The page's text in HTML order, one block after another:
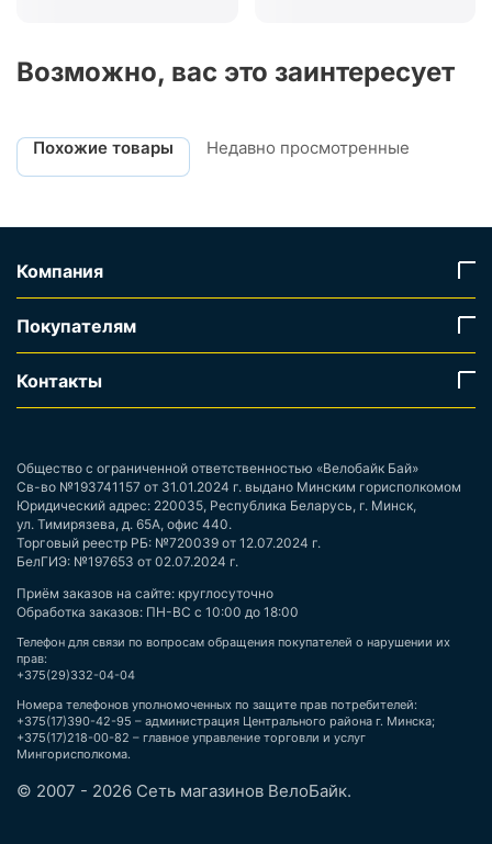
Возможно, вас это заинтересует
Похожие товары Недавно просмотренные
Компания
Покупателям
Контакты
Общество с ограниченной ответственностью «Велобайк Бай»
Св-во №193741157 от 31.01.2024 г. выдано Минским горисполкомом
Юридический адрес: 220035, Республика Беларусь, г. Минск,
ул. Тимирязева, д. 65А, офис 440.
Торговый реестр РБ: №720039 от 12.07.2024 г.
БелГИЭ: №197653 от 02.07.2024 г.
Приём заказов на сайте: круглосуточно
Обработка заказов: ПН-ВС с 10:00 до 18:00
Телефон для связи по вопросам обращения покупателей о нарушении их
прав:
+375(29)332-04-04
Номера телефонов уполномоченных по защите прав потребителей:
+375(17)390-42-95 – администрация Центрального района г. Минска;
+375(17)218-00-82 – главное управление торговли и услуг
Мингорисполкома.
© 2007 - 2026 Сеть магазинов ВелоБайк.